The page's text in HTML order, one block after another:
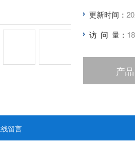
测量分辨率
测量误差：
滴定管分辨
外围设备接
电极接口：
更新时间：
访 问 量：
产
留言